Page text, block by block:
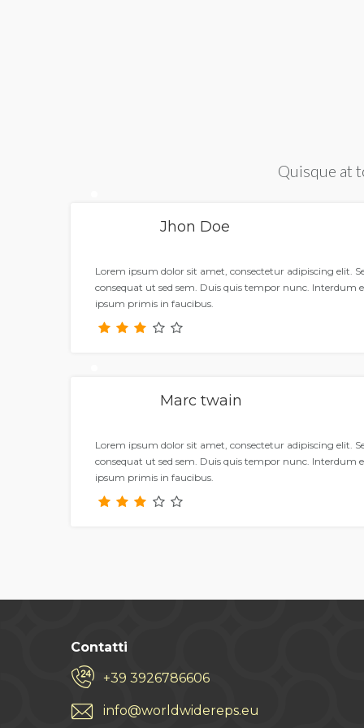
Quisque at
Jhon Doe
Lorem ipsum dolor sit amet, consectetur adipiscing elit.
consequat ut sed sem. Duis quis tempor nunc. Interdum
ipsum primis in faucibus.
Marc twain
Lorem ipsum dolor sit amet, consectetur adipiscing elit.
consequat ut sed sem. Duis quis tempor nunc. Interdum
ipsum primis in faucibus.
Contatti
+39 3926786606
info@worldwidereps.eu